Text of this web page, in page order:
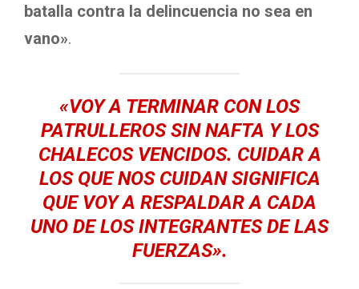
batalla contra la delincuencia no sea en
vano».
«VOY A TERMINAR CON LOS
PATRULLEROS SIN NAFTA Y LOS
CHALECOS VENCIDOS. CUIDAR A
LOS QUE NOS CUIDAN SIGNIFICA
QUE VOY A RESPALDAR A CADA
UNO DE LOS INTEGRANTES DE LAS
FUERZAS».